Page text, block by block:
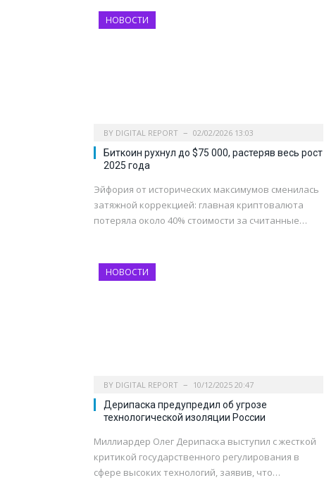
НОВОСТИ
BY DIGITAL REPORT 02/02/2026 13:03
Биткоин рухнул до $75 000, растеряв весь рост
2025 года
Эйфория от исторических максимумов сменилась
затяжной коррекцией: главная криптовалюта
потеряла около 40% стоимости за считанные…
НОВОСТИ
BY DIGITAL REPORT 10/12/2025 20:47
Дерипаска предупредил об угрозе
технологической изоляции России
Миллиардер Олег Дерипаска выступил с жесткой
критикой государственного регулирования в
сфере высоких технологий, заявив, что…